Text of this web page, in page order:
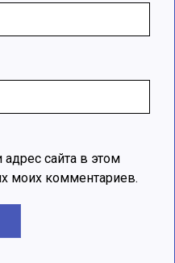
сайта в этом
моих комментариев.